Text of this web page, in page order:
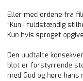
Eller med ordene fra
"Kun i fuldstændig
Kun hvis sproget
Den uudtalte
blot er forstyrrende
med Gud og høre hans